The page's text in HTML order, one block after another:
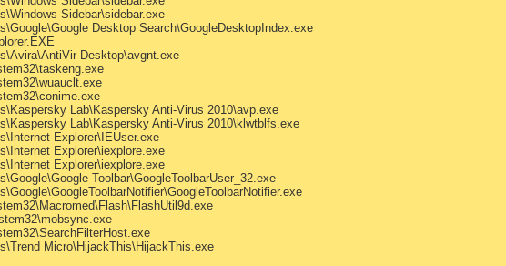
Sidebar\sidebar.exe
Desktop Search\GoogleDesktopIndex.exe
Desktop\avgnt.exe
Lab\Kaspersky Anti-Virus 2010\avp.exe
Lab\Kaspersky Anti-Virus 2010\klwtblfs.exe
Explorer\IEUser.exe
Explorer\iexplore.exe
Explorer\iexplore.exe
Toolbar\GoogleToolbarUser_32.exe
Micro\HijackThis\HijackThis.exe